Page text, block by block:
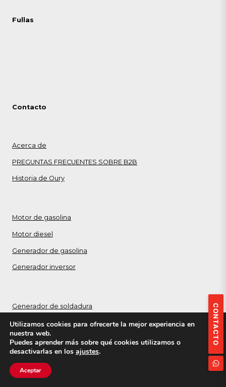
Fullas
Contacto
Acerca de
PREGUNTAS FRECUENTES SOBRE B2B
Historia de Oury
Motor de gasolina
Motor diesel
Generador de gasolina
Generador inversor
Generador de soldadura
Generador diesel
Lavadora de alta presión
Generador de emergencia doméstico
CONTACTO
Utilizamos cookies para ofrecerte la mejor experiencia en
nuestra web.
Puedes aprender más sobre qué cookies utilizamos o
desactivarlas en los ajustes.
Aceptar